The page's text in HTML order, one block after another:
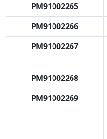
PM91002265
PM91002266
PM91002267
PM91002268
PM91002269